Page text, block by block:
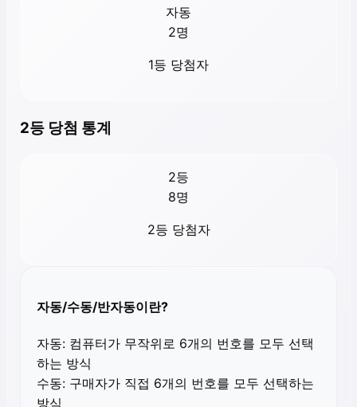
자동
2명
1등 당첨자
2등 당첨 통계
2등
8명
2등 당첨자
자동/수동/반자동이란?
자동: 컴퓨터가 무작위로 6개의 번호를 모두 선택
하는 방식
수동: 구매자가 직접 6개의 번호를 모두 선택하는
방식